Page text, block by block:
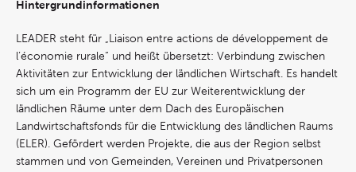
Hintergrundinformationen
LEADER steht für „Liaison entre actions de développement de
l’économie rurale“ und heißt übersetzt: Verbindung zwischen
Aktivitäten zur Entwicklung der ländlichen Wirtschaft. Es handelt
sich um ein Programm der EU zur Weiterentwicklung der
ländlichen Räume unter dem Dach des Europäischen
Landwirtschaftsfonds für die Entwicklung des ländlichen Raums
(ELER). Gefördert werden Projekte, die aus der Region selbst
stammen und von Gemeinden, Vereinen und Privatpersonen